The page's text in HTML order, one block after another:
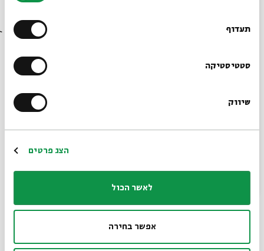
תעדוף
סטטיסטיקה
שיווק
הצג פרטים
לאשר הכול
אפשר בחירה